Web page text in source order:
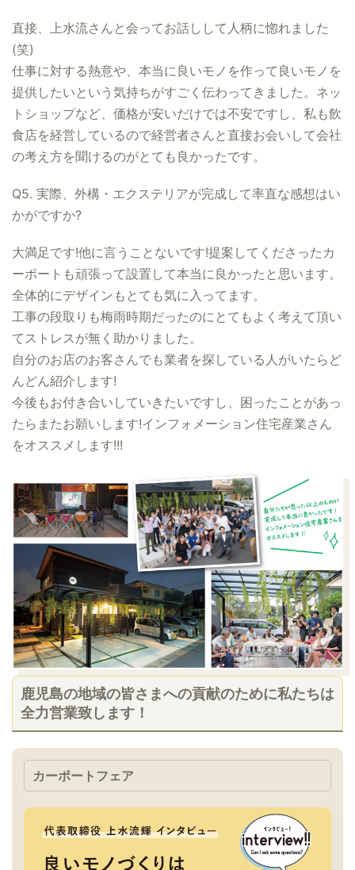
直接、上水流さんと会ってお話しして人柄に惚れました
(笑)
仕事に対する熱意や、本当に良いモノを作って良いモノを
提供したいという気持ちがすごく伝わってきました。ネッ
トショップなど、価格が安いだけでは不安ですし、私も飲
食店を経営しているので経営者さんと直接お会いして会社
の考え方を聞けるのがとても良かったです。
Q5. 実際、外構・エクステリアが完成して率直な感想はい
かがですか?
大満足です!他に言うことないです!提案してくださったカ
ーポートも頑張って設置して本当に良かったと思います。
全体的にデザインもとても気に入ってます。
工事の段取りも梅雨時期だったのにとてもよく考えて頂い
てストレスが無く助かりました。
自分のお店のお客さんでも業者を探している人がいたらど
んどん紹介します!
今後もお付き合いしていきたいですし、困ったことがあっ
たらまたお願いします!インフォメーション住宅産業さん
をオススメします!!!
鹿児島の地域の皆さまへの貢献のために私たちは
全力営業致します！
カーポートフェア